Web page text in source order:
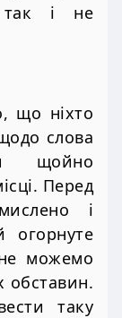
так і не
що ніхто
слова
щойно
Перед
і
можемо
обставин.
таку